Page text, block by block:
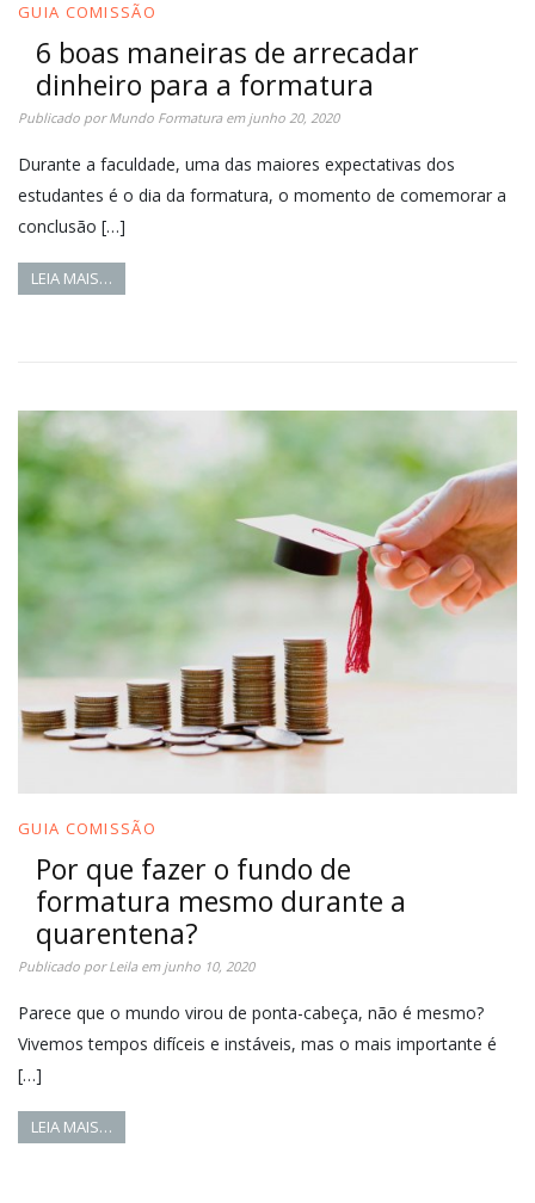
GUIA COMISSÃO
6 boas maneiras de arrecadar
dinheiro para a formatura
Publicado porMundo Formaturaem junho 20, 2020
Durante a faculdade, uma das maiores expectativas dos
estudantes é o dia da formatura, o momento de comemorar a
conclusão […]
LEIA MAIS…
GUIA COMISSÃO
Por que fazer o fundo de
formatura mesmo durante a
quarentena?
Publicado porLeilaem junho 10, 2020
Parece que o mundo virou de ponta-cabeça, não é mesmo?
Vivemos tempos difíceis e instáveis, mas o mais importante é
[…]
LEIA MAIS…